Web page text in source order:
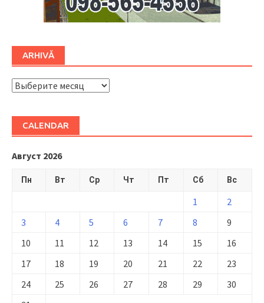
ARHIVĂ
ARHIVĂ
CALENDAR
Август 2026
Пн Вт Ср Чт Пт Сб Вс
1
2
3
4 5 6 7 8
9
10
11 12 13 14 15
16
17
18 19 20 21 22
23
24
25 26 27 28 29
30